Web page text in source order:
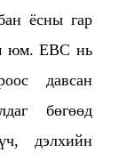
ёсны гар
юм. EBC нь
давсан
бөгөөд
дэлхийн